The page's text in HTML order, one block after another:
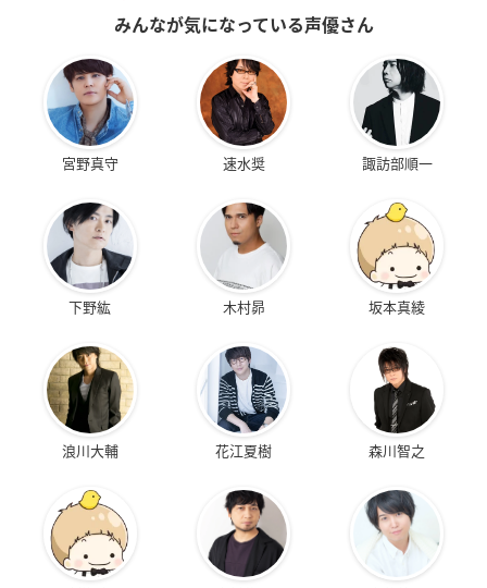
みんなが気になっている声優さん
宮野真守 速水奨 諏訪部順一
下野紘 木村昴 坂本真綾
浪川大輔 花江夏樹 森川智之